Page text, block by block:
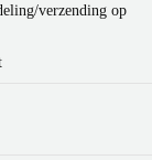
verzending op